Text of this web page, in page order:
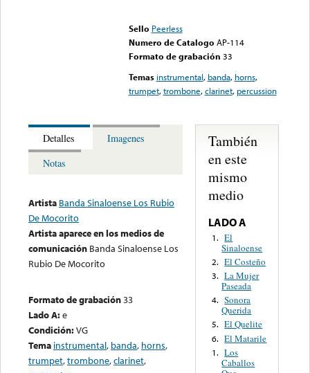
Sello Peerless
Numero de Catalogo AP-114
Formato de grabación 33
Temas instrumental, banda, horns,
trumpet,trombone,clarinet, percussion
Detalles
Imagenes
Notas
Artista Banda Sinaloense Los Rubio
De Mocorito
Artista aparece en los medios de
comunicación Banda Sinaloense Los
Rubio De Mocorito
Formato de grabación33
Lado A:e
Condición:VG
Tema instrumental, banda, horns,
trumpet,trombone,clarinet,
También
en este
mismo
medio
LADO A
1. El
Sinaloense
2. El Costeño
3. La Mujer
Paseada
4. Sonora
Querida
5. El Quelite
6. El Matarile
1. Los
Caballos